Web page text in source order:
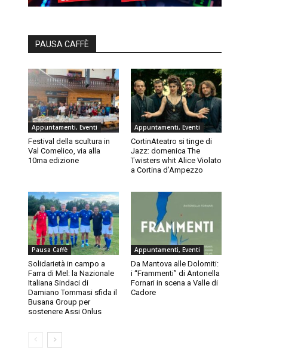
PAUSA CAFFÈ
Appuntamenti, Eventi
Festival della scultura in
Val Comelico, via alla
10ma edizione
Appuntamenti, Eventi
CortinAteatro si tinge di
Jazz: domenica The
Twisters whit Alice Violato
a Cortina d’Ampezzo
Pausa Caffè
Solidarietà in campo a
Farra di Mel: la Nazionale
Italiana Sindaci di
Damiano Tommasi sfida il
Busana Group per
sostenere Assi Onlus
Appuntamenti, Eventi
Da Mantova alle Dolomiti:
i “Frammenti” di Antonella
Fornari in scena a Valle di
Cadore